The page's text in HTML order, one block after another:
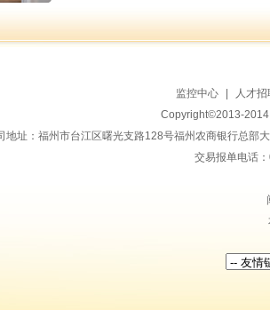
监控中心
人才招
Copyright©2013-
地址：福州市台江区曙光支路128号福州农商银行总
交易报单电话